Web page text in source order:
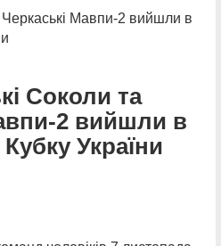
Соколи та
2 вийшли в
України